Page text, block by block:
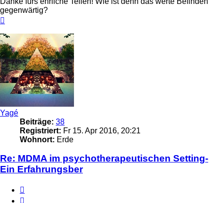
gegenwärtig?
Yagé
Beiträge: 38
Registriert: Fr 15. Apr 2016, 20:21
Wohnort: Erde
Re: MDMA im psychotherapeutischen Setting-
Ein Erfahrungsber